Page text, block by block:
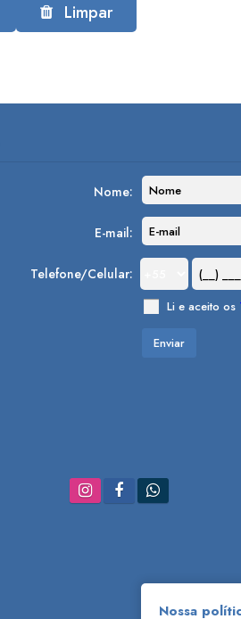
Nossa
Limpar
Nome:
E-mail:
Telefone/Celular:
Li e aceito os